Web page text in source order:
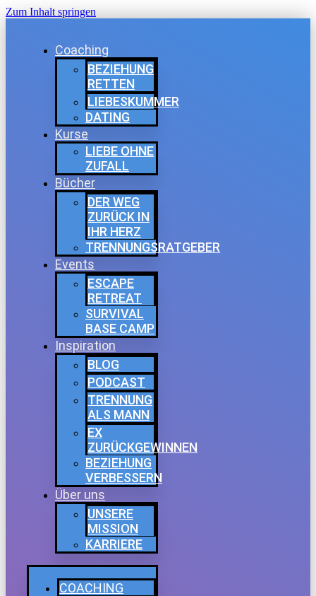
Zum Inhalt springen
Coaching
BEZIEHUNG
RETTEN
LIEBESKUMMER
DATING
Kurse
LIEBE OHNE
ZUFALL
Bücher
DER WEG
ZURÜCK IN
IHR HERZ
TRENNUNGSRATGEBER
Events
ESCAPE
RETREAT
SURVIVAL
BASE CAMP
Inspiration
BLOG
PODCAST
TRENNUNG
ALS MANN
EX
ZURÜCKGEWINNEN
BEZIEHUNG
VERBESSERN
Über uns
UNSERE
MISSION
KARRIERE
COACHING